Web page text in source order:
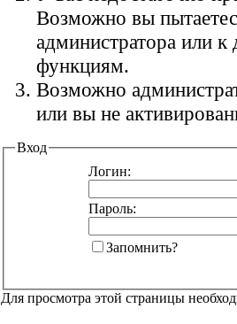
Возможно вы
администратора или
функциям.
Возможно
или вы не
Вход
Логин:
Пароль:
Запомнить?
Для просмотра этой страницы